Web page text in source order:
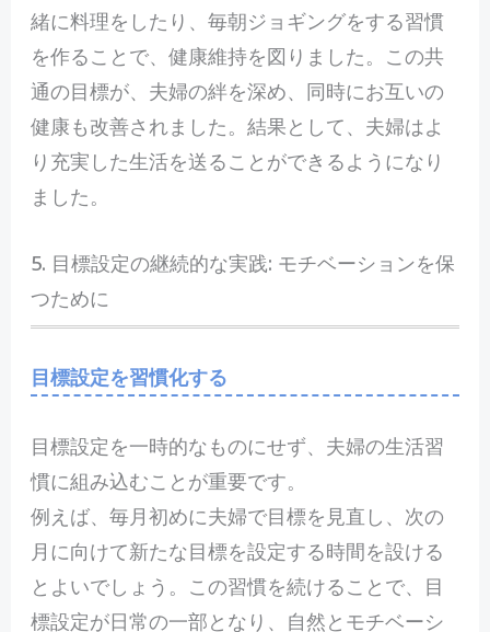
緒に料理をしたり、毎朝ジョギングをする習慣
を作ることで、健康維持を図りました。この共
通の目標が、夫婦の絆を深め、同時にお互いの
健康も改善されました。結果として、夫婦はよ
り充実した生活を送ることができるようになり
ました。
5. 目標設定の継続的な実践: モチベーションを保
つために
目標設定を習慣化する
目標設定を一時的なものにせず、夫婦の生活習
慣に組み込むことが重要です。
例えば、毎月初めに夫婦で目標を見直し、次の
月に向けて新たな目標を設定する時間を設ける
とよいでしょう。この習慣を続けることで、目
標設定が日常の一部となり、自然とモチベーシ